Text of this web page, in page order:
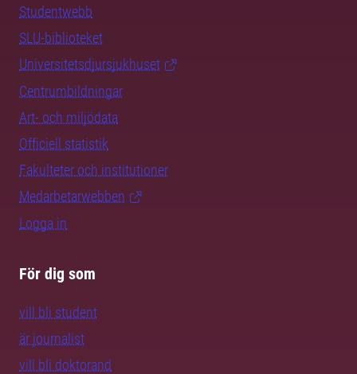
Studentwebb
SLU-biblioteket
Universitetsdjursjukhuset
Centrumbildningar
Art- och miljödata
Officiell statistik
Fakulteter och institutioner
Medarbetarwebben
Logga in
För dig som
vill bli student
är journalist
vill bli doktorand